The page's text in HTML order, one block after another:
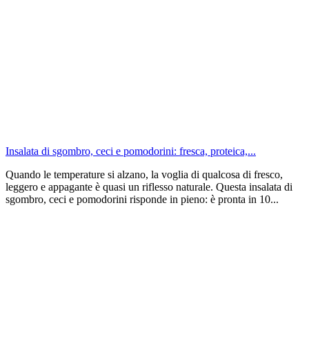
Insalata di sgombro, ceci e pomodorini: fresca, proteica,...
Quando le temperature si alzano, la voglia di qualcosa di fresco,
leggero e appagante è quasi un riflesso naturale. Questa insalata di
sgombro, ceci e pomodorini risponde in pieno: è pronta in 10...